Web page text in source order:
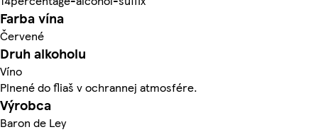
Farba vína
Červené
Druh alkoholu
Víno
Plnené do fliaš v ochrannej atmosfére.
Výrobca
Baron de Ley